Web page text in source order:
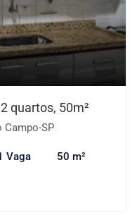
quartos, 50m²
Campo-SP
Vaga 50 m²